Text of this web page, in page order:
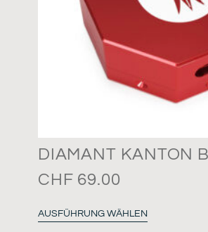
DIAMANT KANTON
CHF 69.00
AUSFÜHRUNG WÄHLEN